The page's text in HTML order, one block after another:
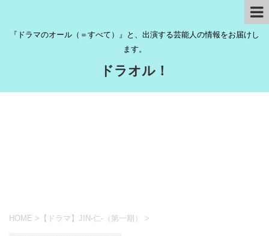
『ドラマのオール（＝すべて）』と、出演する芸能人の情報をお届けし
ます。
ドラオル！
HOME > 【ドラマ】JIN-仁-（第一期） >